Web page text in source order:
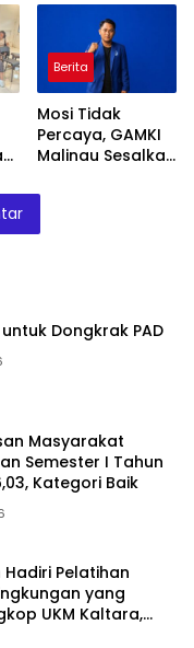
Lingkungan yang
Disperindagkop
UKM Kaltara,
Dorong IKM Naik
Kelas
Berita
Mosi Tidak
Percaya, GAMKI
Malinau Sesalkan
GAMKI Kaltara
Dongkrak PAD
Masyarakat
Semester I Tahun
Kategori Baik
Hadiri Pelatihan
yang
UKM Kaltara,